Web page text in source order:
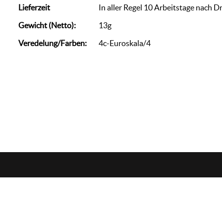
Lieferzeit
In aller Regel 10 Arbeitstage nach
Gewicht (Netto):
13g
Veredelung/Farben:
4c-Euroskala/4